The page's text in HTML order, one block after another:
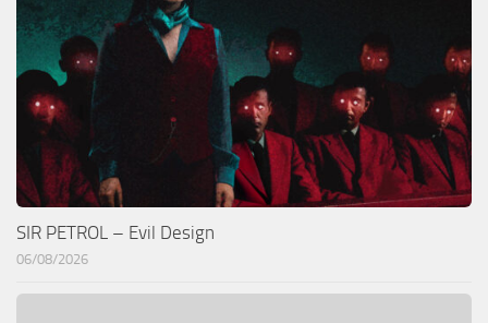
SIR PETROL – Evil Design
06/08/2026